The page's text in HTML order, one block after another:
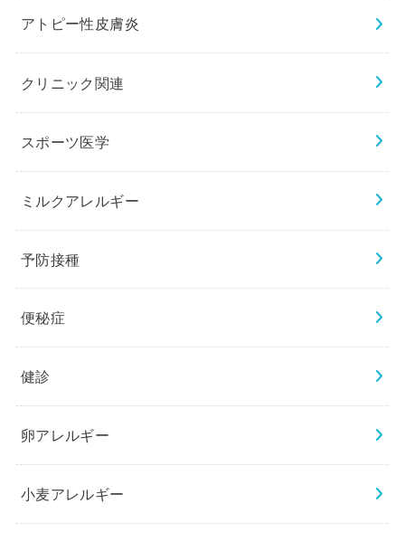
アトピー性皮膚炎
クリニック関連
スポーツ医学
ミルクアレルギー
予防接種
便秘症
健診
卵アレルギー
小麦アレルギー